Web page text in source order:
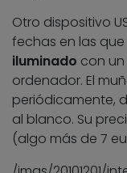
Otro dispositivo
fechas en las que
iluminado con
ordenador. El
periódicamente,
al blanco. Su
(algo más de 7